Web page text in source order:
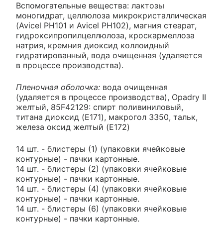
Вспомогательные вещества: лактозы
моногидрат, целлюлоза микрокристаллическая
(Avicel PH101 и Avicel PH102), магния стеарат,
гидроксипропилцеллюлоза, кроскармеллоза
натрия, кремния диоксид коллоидный
гидратированный, вода очищенная (удаляется
в процессе производства).
Пленочная оболочка: вода очищенная
(удаляется в процессе производства), Opadry II
желтый, 85F42129: спирт поливиниловый,
титана диоксид (E171), макрогол 3350, тальк,
железа оксид желтый (E172)
14 шт. - блистеры (1) (упаковки ячейковые
контурные) - пачки картонные.
14 шт. - блистеры (2) (упаковки ячейковые
контурные) - пачки картонные.
14 шт. - блистеры (4) (упаковки ячейковые
контурные) - пачки картонные.
14 шт. - блистеры (6) (упаковки ячейковые
контурные) - пачки картонные.